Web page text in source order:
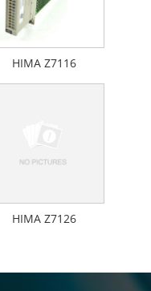
HIMA Z7116
HIMA Z7126